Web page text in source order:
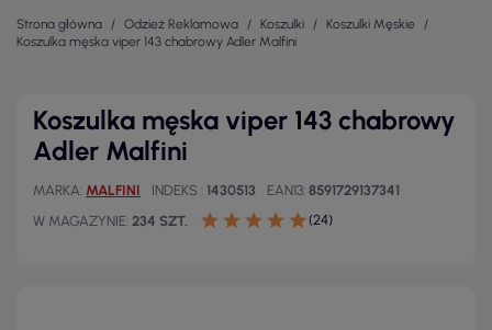
Strona główna Odzież Reklamowa Koszulki
Koszulki Męskie
Koszulka męska viper 143 chabrowy Adler Malfini
Koszulka męska viper 143 chabrowy
Adler Malfini
MARKA MALFINI INDEKS 1430513 EAN13 8591729137341
W MAGAZYNIE 234 SZT. (24)